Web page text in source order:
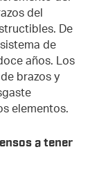
del
De
de
años. Los
brazos y
elementos.
a tener